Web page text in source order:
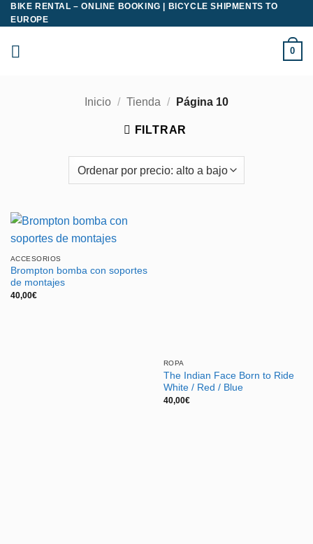
Saltar
al
contenido
BIKE RENTAL – ONLINE BOOKING | BICYCLE SHIPMENTS TO
EUROPE
0
Inicio / Tienda / Página 10
FILTRAR
ACCESORIOS
Brompton bomba con soportes
de montajes
40,00€
ROPA
The Indian Face Born to Ride
White / Red / Blue
40,00€